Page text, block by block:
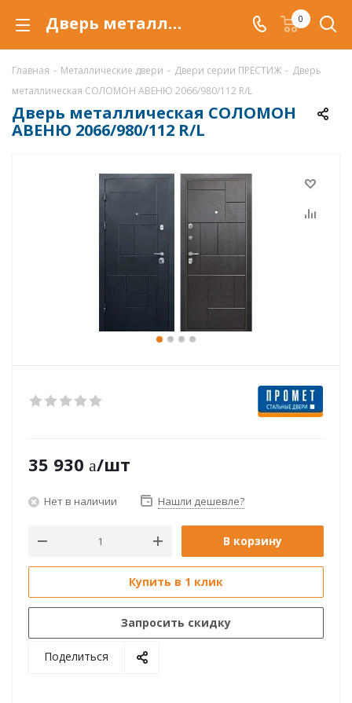
Дверь металлическая СОЛОМОН АВЕНЮ 2066/980/112 R/L в Уфе, металлическая входная дверь 0
Главная - Металлические двери - Двери серии ПРЕСТИЖ - Дверь
металлическая СОЛОМОН АВЕНЮ 2066/980/112 R/L
Дверь металлическая СОЛОМОН
АВЕНЮ 2066/980/112 R/L
35 930 /шт
Нет в наличии Нашли дешевле?
В корзину
Купить в 1 клик
Запросить скидку
Поделиться